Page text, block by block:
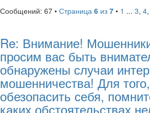
Сообщений: 67 • Страница 6 из 7 • 1 ... 3, 4,
Re: Внимание!
просим вас быть
обнаружены случаи
мошенничества! Для
обезопасить себя,
каких обстоятельствах